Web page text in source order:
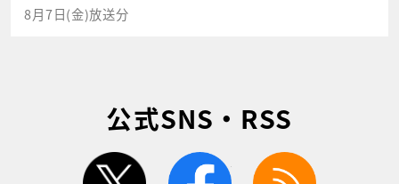
8月7日(金)放送分
公式SNS・RSS
twitter facebook